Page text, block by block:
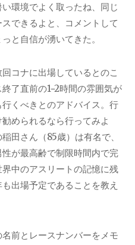
環境でよく取ったね、同じ
できるよと、コメントして
と自信が湧いてきた。
コナに出場しているとのこ
了直前の1−2時間の雰囲気が
くべきとのアドバイス。行
められるなら行ってみよ
田さん（85歳）は有名で、
が最高齢で制限時間内で完
中のアスリートの記憶に残
出場予定であることを教え
前とレースナンバーをメモ